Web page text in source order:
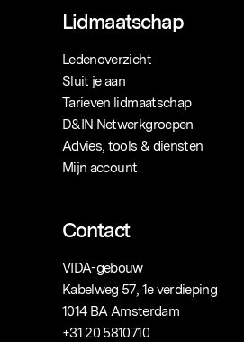
Lidmaatschap
Ledenoverzicht
Sluit je aan
Tarieven lidmaatschap
D&IN Netwerkgroepen
Advies, tools & diensten
Mijn account
Contact
VIDA-gebouw
Kabelweg 57, 1e verdieping
1014 BA Amsterdam
+31 20 5810710